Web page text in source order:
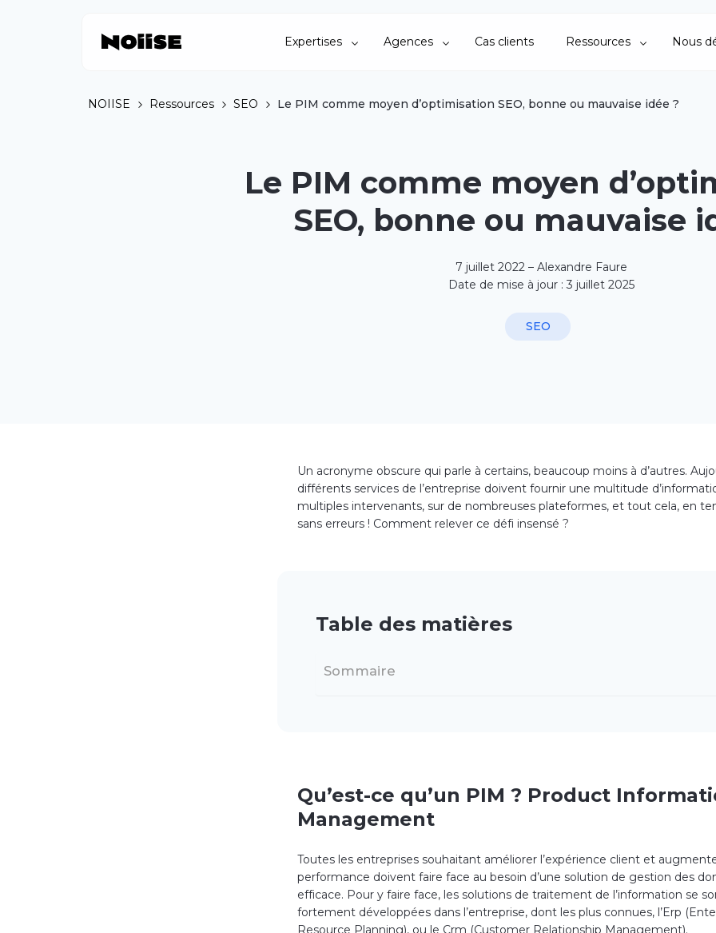
Expertises Agences Cas clients Ressources Nous
NOIISE Ressources SEO Le PIM comme moyen d’optimisation SEO, bonne ou mauvaise idée ?
Le PIM comme moyen
SEO, bonne ou mauvaise
7 juillet 2022 – Alexandre Faure
Date de mise à jour : 3 juillet 2025
SEO
Un acronyme obscure qui parle à certains, beaucoup moins à d’autres.
différents services de l’entreprise doivent fournir une multitude
multiples intervenants, sur de nombreuses plateformes, et tout cela, en
sans erreurs ! Comment relever ce défi insensé ?
Table des matières
Sommaire
Qu’est-ce qu’un PIM ? Product
Management
Toutes les entreprises souhaitant améliorer l’expérience client et
performance doivent faire face au besoin d’une solution de gestion des
efficace. Pour y faire face, les solutions de traitement de l’information se
fortement développées dans l’entreprise, dont les plus connues, l’Erp
Resource Planning), ou le Crm (Customer Relationship Management).